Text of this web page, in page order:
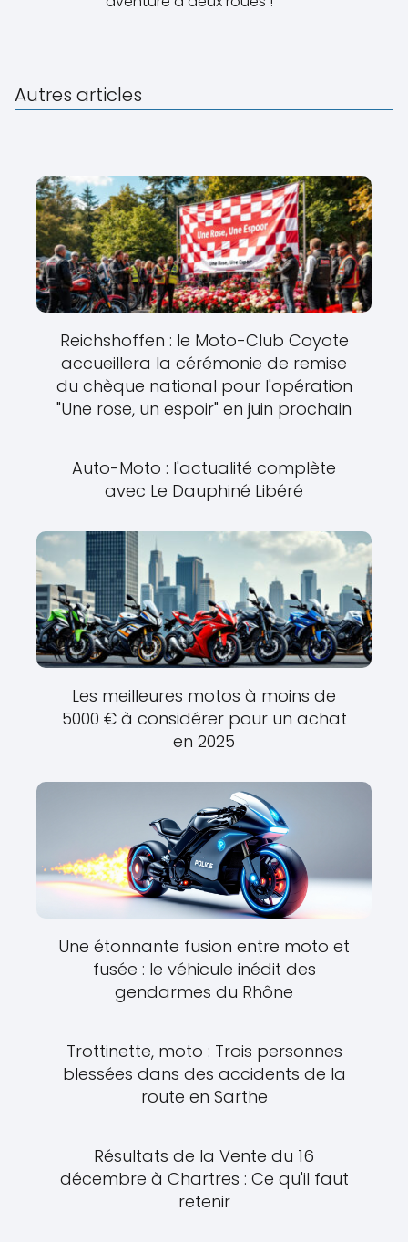
Autres articles
Reichshoffen : le Moto-Club Coyote
accueillera la cérémonie de remise
du chèque national pour l'opération
"Une rose, un espoir" en juin prochain
Auto-Moto : l'actualité complète
avec Le Dauphiné Libéré
Les meilleures motos à moins de
5000 € à considérer pour un achat
en 2025
Une étonnante fusion entre moto et
fusée : le véhicule inédit des
gendarmes du Rhône
Trottinette, moto : Trois personnes
blessées dans des accidents de la
route en Sarthe
Résultats de la Vente du 16
décembre à Chartres : Ce qu'il faut
retenir